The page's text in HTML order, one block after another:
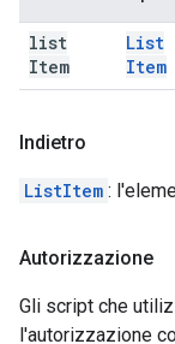
list
Item
List
Item
Indietro
ListItem :
Autorizzazione
Gli script che
l'autorizzazione